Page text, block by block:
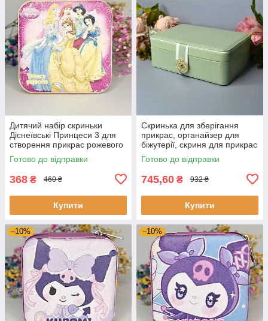
Дитячий набір скриньки
Діснеївські Принцеси 3 для
створення прикрас рожевого
кольору з набором браслетів
Готово до відправки
368 ₴ 460 ₴
Купити
Скринька для зберігання
прикрас, органайзер для
біжутерії, скриня для прикрас
Готово до відправки
745,60 ₴ 932 ₴
Купити
–10% –10%